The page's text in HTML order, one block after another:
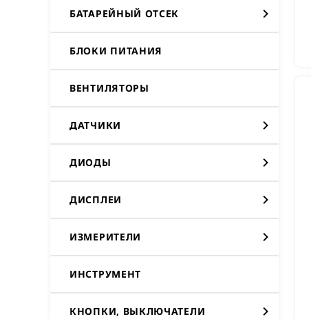
БАТАРЕЙНЫЙ ОТСЕК
БЛОКИ ПИТАНИЯ
ВЕНТИЛЯТОРЫ
ДАТЧИКИ
ДИОДЫ
ДИСПЛЕИ
ИЗМЕРИТЕЛИ
ИНСТРУМЕНТ
КНОПКИ, ВЫКЛЮЧАТЕЛИ